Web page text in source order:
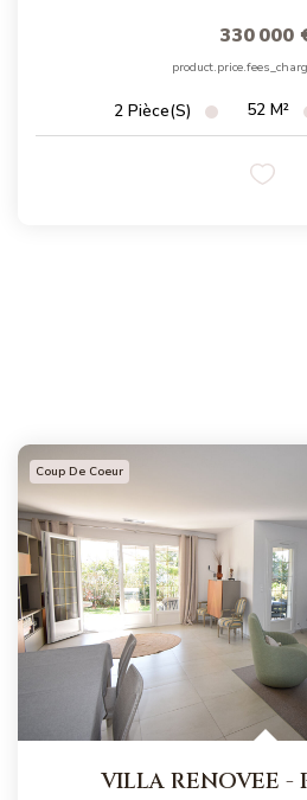
330 000
2 Pièce(s) 52 M²
Coup De Coeur
VILLA RENOVEE -